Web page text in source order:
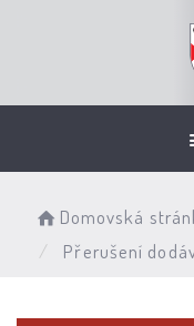
Domovská
Přerušení